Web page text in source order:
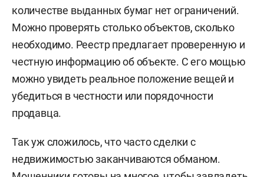
количестве выданных бумаг нет ограничений.
Можно проверять столько объектов, сколько
необходимо. Реестр предлагает проверенную и
честную информацию об объекте. С его мощью
можно увидеть реальное положение вещей и
убедиться в честности или порядочности
продавца.
Так уж сложилось, что часто сделки с
недвижимостью заканчиваются обманом.